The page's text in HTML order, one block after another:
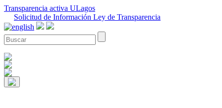
Transparencia activa ULagos
Solicitud de Información Ley de Transparencia